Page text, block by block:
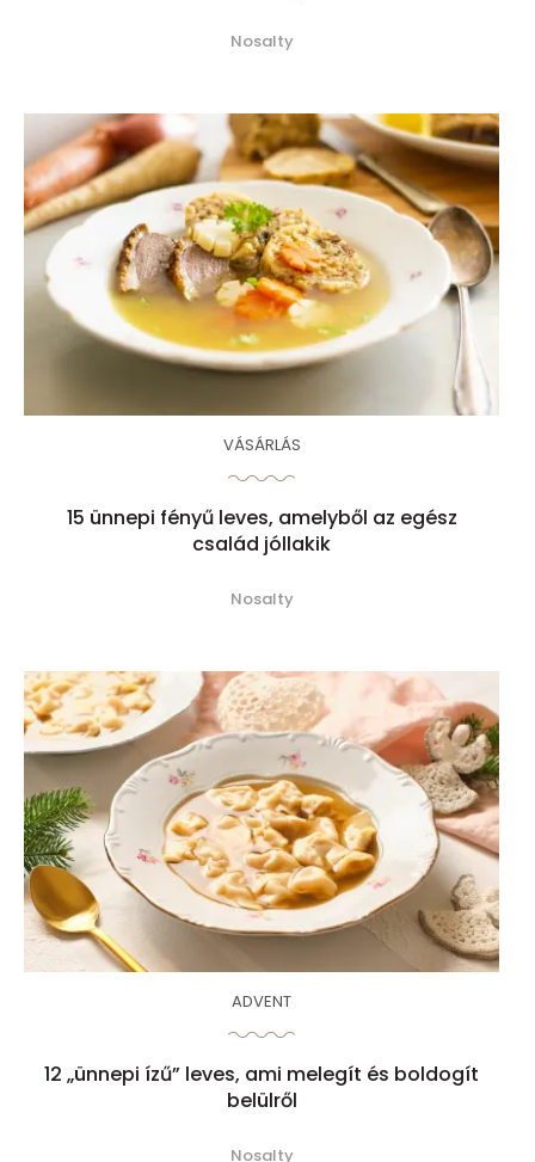
Nosalty
VÁSÁRLÁS
15 ünnepi fényű leves, amelyből az egész
család jóllakik
Nosalty
ADVENT
12 „ünnepi ízű” leves, ami melegít és boldogít
belülről
Nosalty